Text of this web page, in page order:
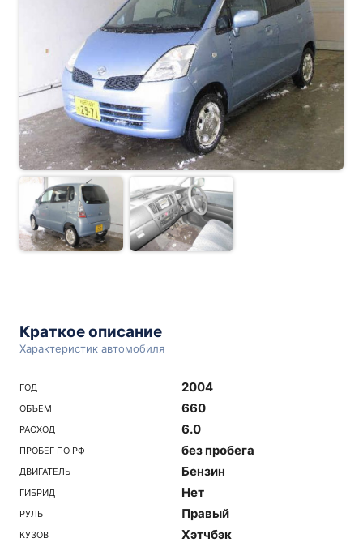
Краткое описание
Характеристик автомобиля
ГОД 2004
ОБЪЕМ 660
РАСХОД 6.0
ПРОБЕГ ПО РФ без пробега
ДВИГАТЕЛЬ Бензин
ГИБРИД Нет
РУЛЬ Правый
КУЗОВ Хэтчбэк